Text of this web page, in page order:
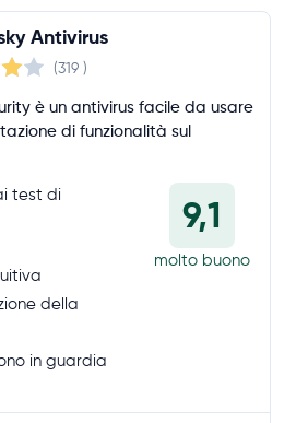
Antivirus
(319 )
è un antivirus facile da usare
di funzionalità sul
test di
della
in guardia
9,1
molto buono